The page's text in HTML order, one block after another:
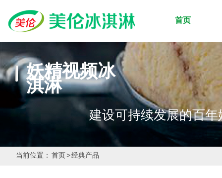
首页
建设可持续发展的百年
妖精视频冰
淇淋
当前位置： 首页>经典产品